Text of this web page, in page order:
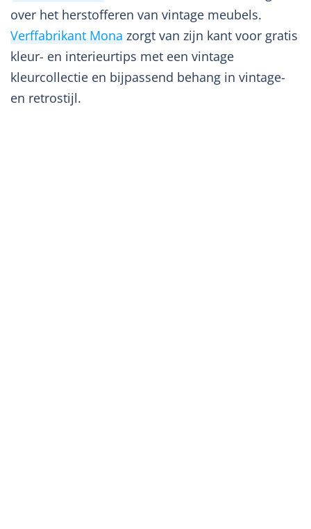
over het herstofferen van vintage meubels.
Verffabrikant Mona zorgt van zijn kant voor gratis
kleur- en interieurtips met een vintage
kleurcollectie en bijpassend behang in vintage-
en retrostijl.